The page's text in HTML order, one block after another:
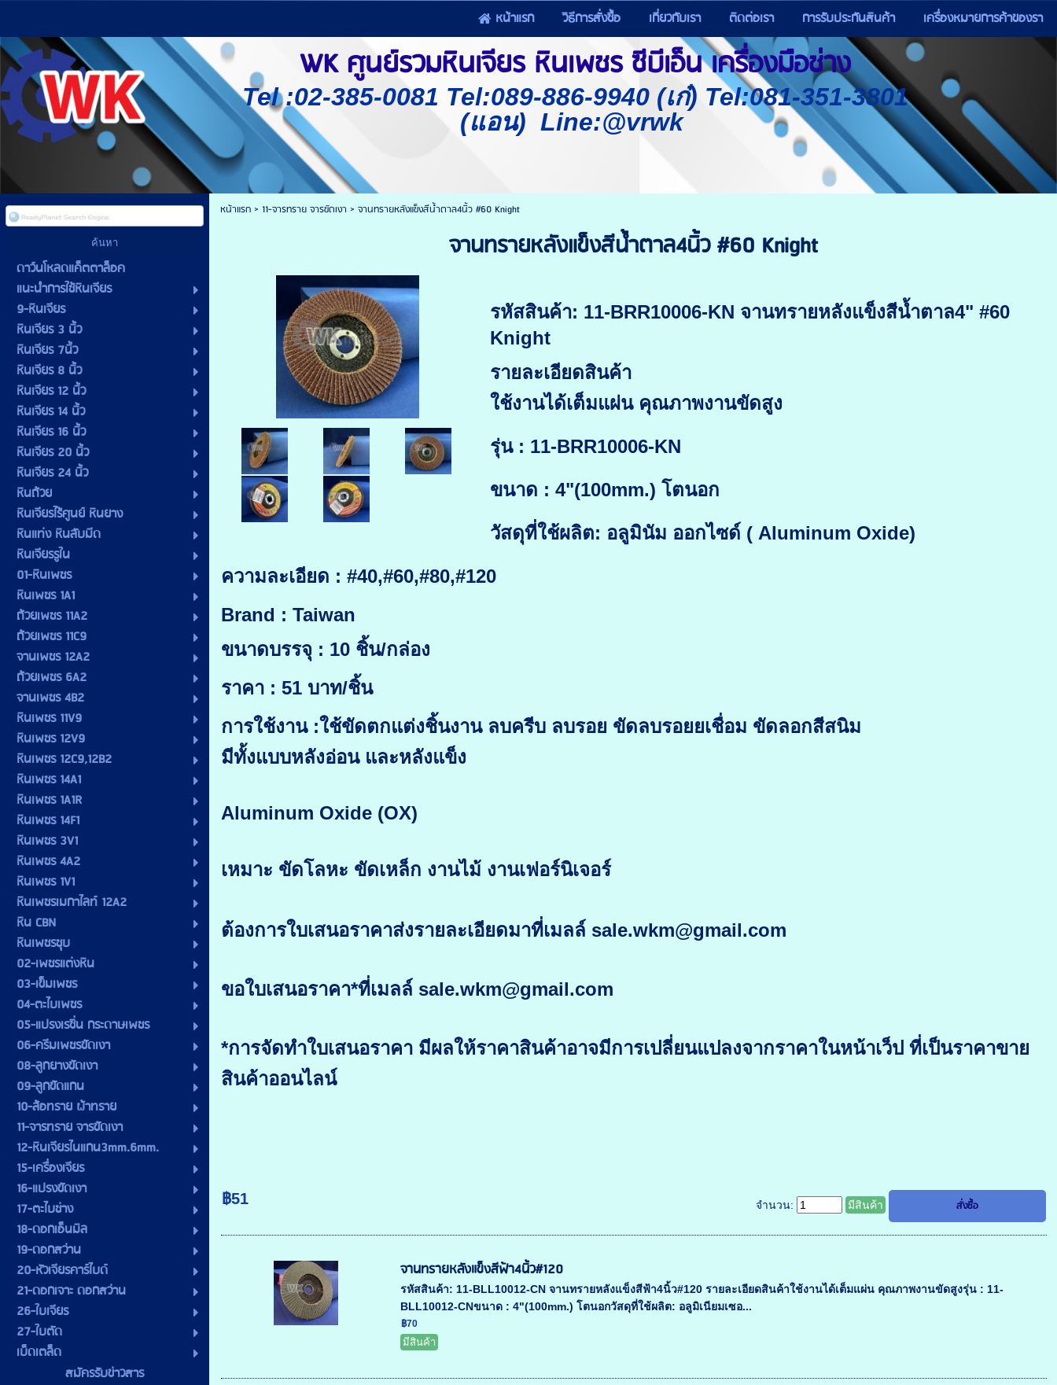
หน้าแรก วิธีการสั่งซื้อ เกี่ยวกับเรา ติดต่อเรา การรับประกันสินค้า เครื่องหมายการค้าของรา
WK ศูนย์รวมหินเจียร หินเพชร ซีบีเอ็น เครื่องมือช่าง
Tel :02-385-0081 Tel:089-886-9940 (เก๋) Tel:081-351-3801
(แอน) Line:@vrwk
ดาว์นโหลดแค็ตตาล็อค
แนะนำการใช้หินเจียร
9-หินเจียร
หินเจียร 3 นิ้ว
หินเจียร 7นิ้ว
หินเจียร 8 นิ้ว
หินเจียร 12 นิ้ว
หินเจียร 14 นิ้ว
หินเจียร 16 นิ้ว
หินเจียร 20 นิ้ว
หินเจียร 24 นิ้ว
หินถ้วย
หินเจียรไร้ศูนย์ หินยาง
หินแท่ง หินลับมีด
หินเจียรรูใน
01-หินเพชร
หินเพชร 1A1
ถ้วยเพชร 11A2
ถ้วยเพชร 11C9
จานเพชร 12A2
ถ้วยเพชร 6A2
จานเพชร 4B2
หินเพชร 11V9
หินเพชร 12V9
หินเพชร 12C9,12B2
หินเพชร 14A1
หินเพชร 1A1R
หินเพชร 14F1
หินเพชร 3V1
หินเพชร 4A2
หินเพชร 1V1
หินเพชรเมกาไลท์ 12A2
หิน CBN
หินเพชรชุบ
02-เพชรแต่งหิน
03-เข็มเพชร
04-ตะไบเพชร
05-แปรงเรซิ่น กระดาษเพชร
06-ครีมเพชรขัดเงา
08-ลูกยางขัดเงา
09-ลูกขัดแกน
10-ล้อทราย ผ้าทราย
11-จารทราย จารขัดเงา
12-หินเจียรไนแกน3mm.6mm.
15-เครื่องเจียร
16-แปรงขัดเงา
17-ตะไบช่าง
18-ดอกเอ็นมิล
19-ดอกสว่าน
20-หัวเจียรคาร์ไบด์
21-ดอกเจาะ ดอกสว่าน
26-ใบเจียร
27-ใบตัด
เบ็ดเตล็ด
สมัครรับข่าวสาร
หน้าแรก> 11-จารทราย จารขัดเงา > จานทรายหลังแข็งสีน้ำตาล4นิ้ว #60 Knight
จานทรายหลังแข็งสีน้ำตาล4นิ้ว #60 Knight
รหัสสินค้า: 11-BRR10006-KN จานทรายหลังแข็งสีน้ำตาล4" #60
Knight
รายละเอียดสินค้า
ใช้งานได้เต็มแผ่น คุณภาพงานขัดสูง
รุ่น : 11-BRR10006-KN
ขนาด : 4"(100mm.) โตนอก
วัสดุที่ใช้ผลิต: อลูมินัม ออกไซด์ ( Aluminum Oxide)
ความละเอียด : #40,#60,#80,#120
Brand : Taiwan
ขนาดบรรจุ : 10 ชิ้น/กล่อง
ราคา : 51 บาท/ชิ้น
การใช้งาน :ใช้ขัดตกแต่งชิ้นงาน ลบครีบ ลบรอย ขัดลบรอยยเชื่อม ขัดลอกสีสนิม
มีทั้งแบบหลังอ่อน และหลังแข็ง
Aluminum Oxide (OX)
เหมาะ ขัดโลหะ ขัดเหล็ก งานไม้ งานเฟอร์นิเจอร์
ต้องการใบเสนอราคาส่งรายละเอียดมาที่เมลล์ sale.wkm@gmail.com
ขอใบเสนอราคา*ที่เมลล์ sale.wkm@gmail.com
*การจัดทำใบเสนอราคา มีผลให้ราคาสินค้าอาจมีการเปลี่ยนแปลงจากราคาในหน้าเว็ป ที่เป็นราคาขาย
สินค้าออนไลน์
฿51 จำนวน: มีสินค้า
จานทรายหลังแข็งสีฟ้า4นิ้ว#120
รหัสสินค้า: 11-BLL10012-CN จานทรายหลังแข็งสีฟ้า4นิ้ว#120 รายละเอียดสินค้าใช้งานได้เต็มแผ่น คุณภาพงานขัดสูงรุ่น : 11-
BLL10012-CNขนาด : 4"(100mm.) โตนอกวัสดุที่ใช้ผลิต: อลูมิเนียมเซอ...
฿70
มีสินค้า